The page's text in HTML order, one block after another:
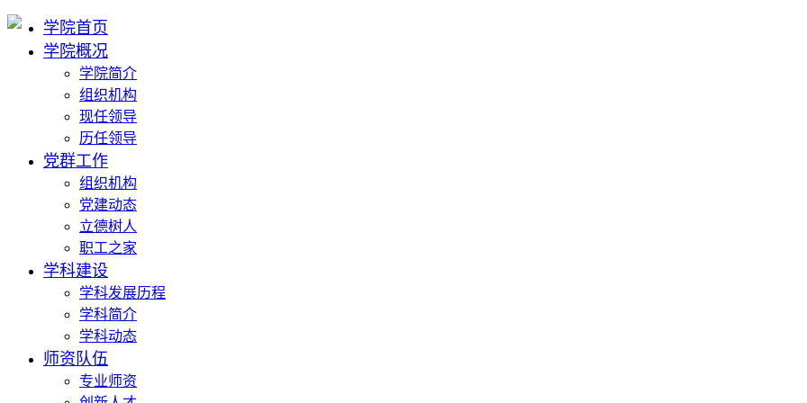
学院首页
学院概况
学院简介
组织机构
现任领导
历任领导
党群工作
组织机构
党建动态
立德树人
职工之家
学科建设
学科发展历程
学科简介
学科动态
师资队伍
专业师资